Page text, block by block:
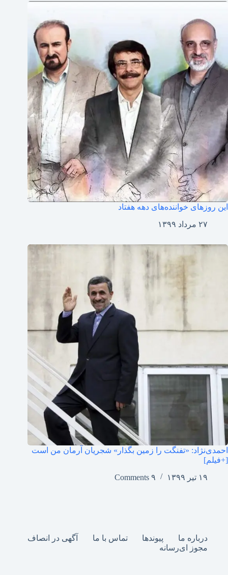
این روزهای خواننده‌های دهه هفتاد
۲۷ مرداد ۱۳۹۹
احمدی‌نژاد: «تفنگت را زمین بگذار» شجریان آرمان من است
[+فیلم]
۱۹ تیر ۱۳۹۹
۹ Comments
درباره ما پیوندها تماس با ما
آگهی در انصاف
مجوز ای‌رسانه